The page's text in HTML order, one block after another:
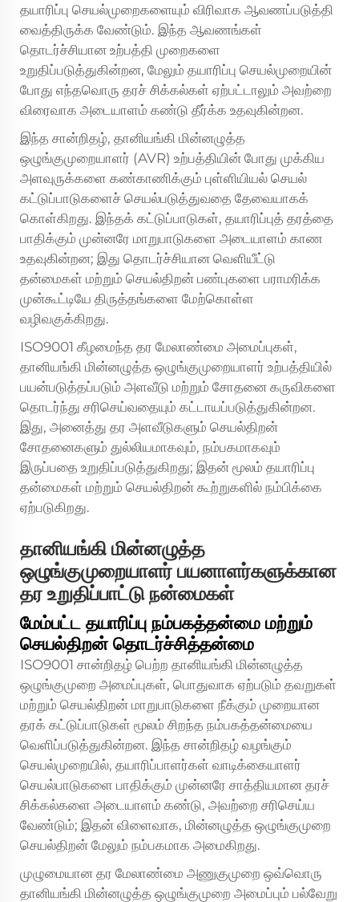
தயாரிப்பு செயல்முறைகளையும் விரிவாக ஆவணப்படுத்தி
வைத்திருக்க வேண்டும். இந்த ஆவணங்கள்
தொடர்ச்சியான உற்பத்தி முறைகளை
உறுதிப்படுத்துகின்றன, மேலும் தயாரிப்பு செயல்முறையின்
போது எந்தவொரு தரச் சிக்கல்கள் ஏற்பட்டாலும் அவற்றை
விரைவாக அடையாளம் கண்டு தீர்க்க உதவுகின்றன.
இந்த சான்றிதழ், தானியங்கி மின்னழுத்த
ஒழுங்குமுறையாளர் (AVR) உற்பத்தியின் போது முக்கிய
அளவுருக்களை கண்காணிக்கும் புள்ளியியல் செயல்
கட்டுப்பாடுகளைச் செயல்படுத்துவதை தேவையாகக்
கொள்கிறது. இந்தக் கட்டுப்பாடுகள், தயாரிப்புத் தரத்தை
பாதிக்கும் முன்னரே மாறுபாடுகளை அடையாளம் காண
உதவுகின்றன; இது தொடர்ச்சியான வெளியீட்டு
தன்மைகள் மற்றும் செயல்திறன் பண்புகளை பராமரிக்க
முன்கூட்டியே திருத்தங்களை மேற்கொள்ள
வழிவகுக்கிறது.
ISO9001 கீழமைந்த தர மேலாண்மை அமைப்புகள்,
தானியங்கி மின்னழுத்த ஒழுங்குமுறையாளர் உற்பத்தியில்
பயன்படுத்தப்படும் அளவீடு மற்றும் சோதனை கருவிகளை
தொடர்ந்து சரிசெய்வதையும் கட்டாயப்படுத்துகின்றன.
இது, அனைத்து தர அளவீடுகளும் செயல்திறன்
சோதனைகளும் துல்லியமாகவும், நம்பகமாகவும்
இருப்பதை உறுதிப்படுத்துகிறது; இதன் மூலம் தயாரிப்பு
தன்மைகள் மற்றும் செயல்திறன் கூற்றுகளில் நம்பிக்கை
ஏற்படுகிறது.
தானியங்கி மின்னழுத்த
ஒழுங்குமுறையாளர் பயனாளர்களுக்கான
தர உறுதிப்பாட்டு நன்மைகள்
மேம்பட்ட தயாரிப்பு நம்பகத்தன்மை மற்றும்
செயல்திறன் தொடர்ச்சித்தன்மை
ISO9001 சான்றிதழ் பெற்ற தானியங்கி மின்னழுத்த
ஒழுங்குமுறை அமைப்புகள், பொதுவாக ஏற்படும் தவறுகள்
மற்றும் செயல்திறன் மாறுபாடுகளை நீக்கும் முறையான
தரக் கட்டுப்பாடுகள் மூலம் சிறந்த நம்பகத்தன்மையை
வெளிப்படுத்துகின்றன. இந்த சான்றிதழ் வழங்கும்
செயல்முறையில், தயாரிப்பாளர்கள் வாடிக்கையாளர்
செயல்பாடுகளை பாதிக்கும் முன்னரே சாத்தியமான தரச்
சிக்கல்களை அடையாளம் கண்டு, அவற்றை சரிசெய்ய
வேண்டும்; இதன் விளைவாக, மின்னழுத்த ஒழுங்குமுறை
செயல்திறன் மேலும் நம்பகமாக அமைகிறது.
முழுமையான தர மேலாண்மை அணுகுமுறை ஒவ்வொரு
தானியங்கி மின்னழுத்த ஒழுங்குமுறை அமைப்பும் பல்வேறு